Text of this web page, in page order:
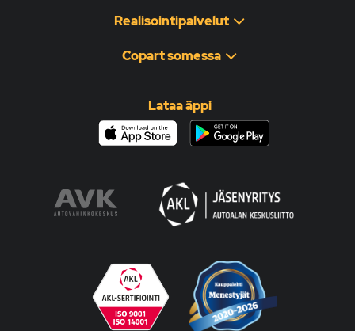
Realisointipalvelut
Copart somessa
Lataa äppi